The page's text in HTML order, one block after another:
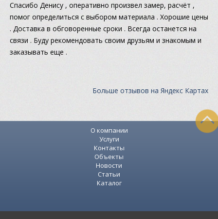
Спасибо Денису , оперативно произвел замер, расчёт ,
помог определиться с выбором материала . Хорошие цены
. Доставка в обговоренные сроки . Всегда останется на
связи . Буду рекомендовать своим друзьям и знакомым и
заказывать еще .
Больше отзывов на Яндекс Картах
О компании
Услуги
Контакты
Объекты
Новости
Статьи
Каталог